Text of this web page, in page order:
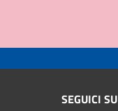
SEGUICI SU